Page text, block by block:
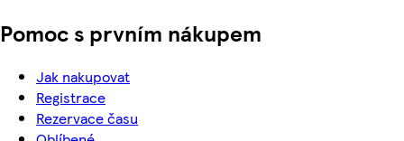
Pomoc s prvním nákupem
Jak nakupovat
Registrace
Rezervace času